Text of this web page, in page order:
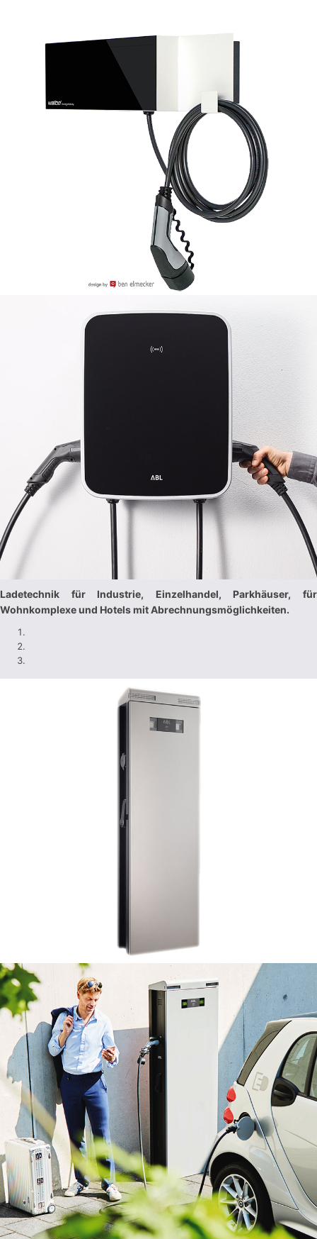
Ladetechnik für Industrie, Einzelhandel, Parkhäuser, für
Wohnkomplexe und Hotels mit Abrechnungsmöglichkeiten.